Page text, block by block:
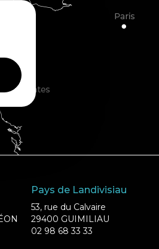
Pays de Landivisiau
53, rue du Calvaire
29400 GUIMILIAU
02 98 68 33 33